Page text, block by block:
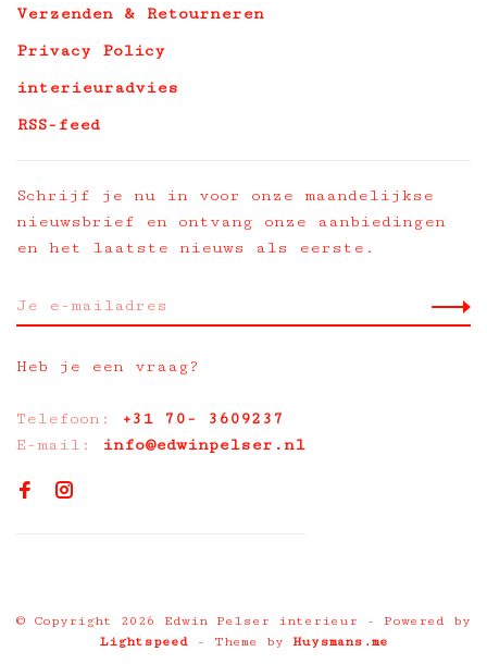
Verzenden & Retourneren
Privacy Policy
interieuradvies
RSS-feed
Schrijf je nu in voor onze maandelijkse
nieuwsbrief en ontvang onze aanbiedingen
en het laatste nieuws als eerste.
Heb je een vraag?
Telefoon: +31 70- 3609237
E-mail:
info@edwinpelser.nl
© Copyright 2026 Edwin Pelser interieur
- Powered by
Lightspeed- Theme by Huysmans.me